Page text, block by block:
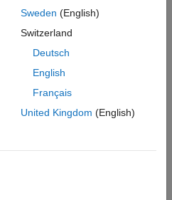
Sweden (English)
Switzerland
Deutsch
English
Français
United Kingdom (English)